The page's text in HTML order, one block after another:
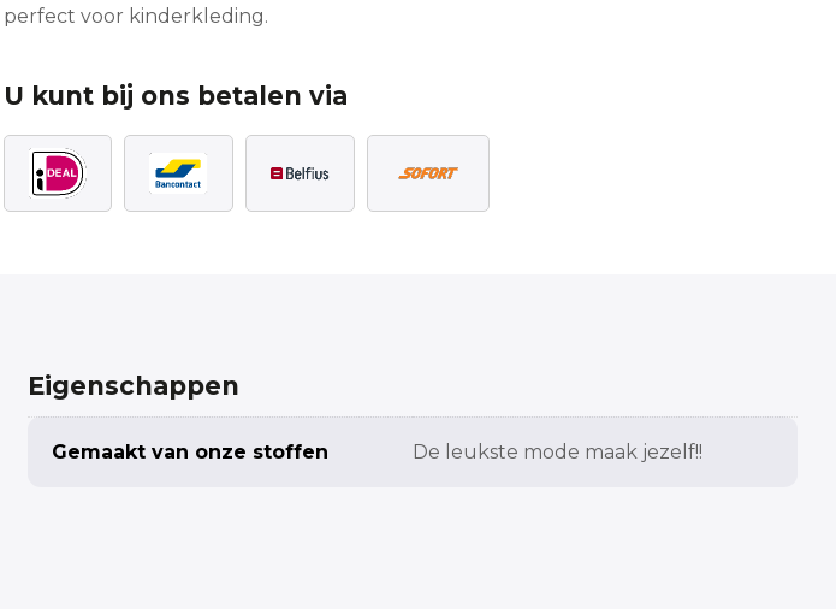
perfect voor kinderkleding.
U kunt bij ons betalen via
Eigenschappen
Gemaakt van onze stoffen De leukste mode maak jezelf!!